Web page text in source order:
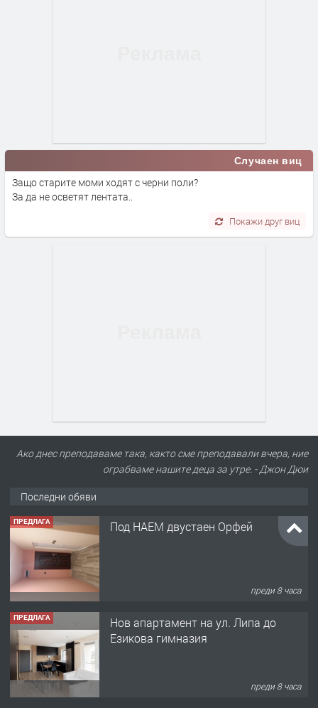
Случаен виц
Защо старите моми ходят с черни поли?
За да не осветят лентата..
Покажи друг виц
Ако днес преподаваме така, както сме преподавали вчера, ние
ограбваме нашите деца за утре. - Джон Дюи
Последни обяви
ПРЕДЛАГА Под НАЕМ двустаен Орфей
преди 8 часа
ПРЕДЛАГА
Нов апартамент на ул. Липа до
Езикова гимназия
преди 8 часа